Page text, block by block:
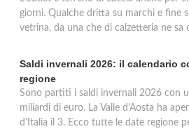
giorni. Qualche dritta su marchi e fine
vetrina, da una che di calzetteria ne sa
Saldi invernali 2026: il calendario
regione
Sono partiti i saldi invernali 2026 con
miliardi di euro. La Valle d'Aosta ha
d'Italia il 3. Ecco tutte le date regione